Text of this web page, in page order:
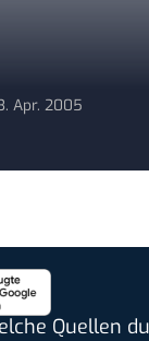
Apr. 2005
Quellen